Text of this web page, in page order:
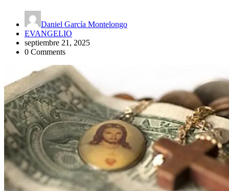
Daniel García Montelongo
EVANGELIO
septiembre 21, 2025
0 Comments